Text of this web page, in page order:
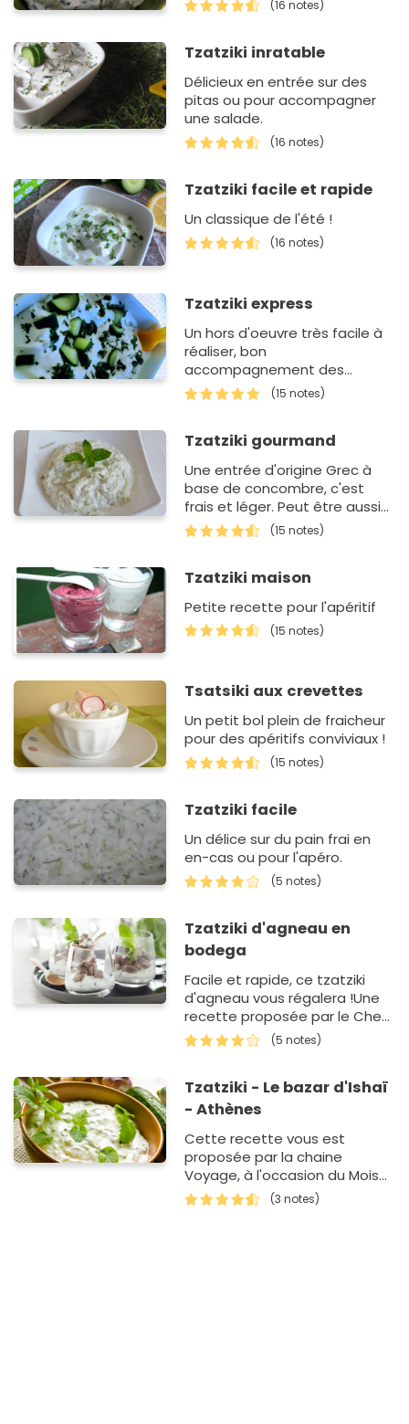
(16 notes)
Tzatziki inratable
Délicieux en entrée sur des
pitas ou pour accompagner
une salade.
(16 notes)
Tzatziki facile et rapide
Un classique de l'été !
(16 notes)
Tzatziki express
Un hors d'oeuvre très facile à
réaliser, bon
accompagnement des
poissons grillés.(15 notes)
Tzatziki gourmand
Une entrée d'origine Grec à
base de concombre, c'est
frais et léger. Peut être aussi
servie en accompagnement.
(15 notes)
Tzatziki maison
Petite recette pour l'apéritif
(15 notes)
Tsatsiki aux crevettes
Un petit bol plein de fraicheur
pour des apéritifs conviviaux !
(15 notes)
Tzatziki facile
Un délice sur du pain frai en
en-cas ou pour l'apéro.
(5 notes)
Tzatziki d'agneau en
bodega
Facile et rapide, ce tzatziki
d'agneau vous régalera !Une
recette proposée par le Chef
Paul Blouet.
(5 notes)
Tzatziki - Le bazar d'Ishaï
- Athènes
Cette recette vous est
proposée par la chaine
Voyage, à l'occasion du Mois
des Saveurs en Décembre.
Vous aussi postez un
(3 notes)